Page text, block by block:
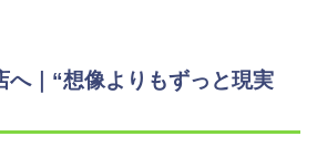
｜“想像よりもずっと現実